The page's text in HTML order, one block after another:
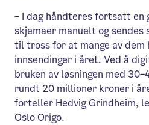
– I dag håndteres fortsatt en
skjemaer manuelt og sendes
til tross for at mange av dem
innsendinger i året. Ved å
bruken av løsningen med
rundt 20 millioner kroner i
forteller Hedvig Grindheim,
Oslo Origo.